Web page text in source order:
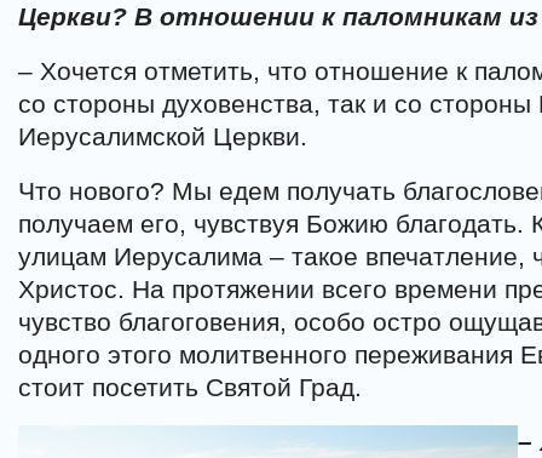
Церкви? В отношении к паломникам
– Хочется отметить, что отношение к
со стороны духовенства, так и со
Иерусалимской Церкви.
Что нового? Мы едем получать
получаем его, чувствуя Божию благодать.
улицам Иерусалима – такое впечатление,
Христос. На протяжении всего времени
чувство благоговения, особо остро
одного этого молитвенного переживания
стоит посетить Святой Град.
–